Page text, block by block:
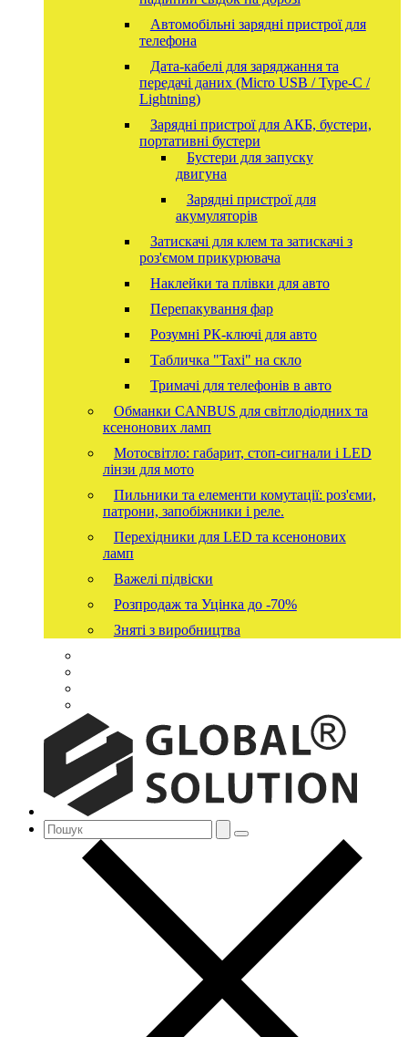
Автомобільні зарядні пристрої для
телефона
Дата-кабелі для заряджання та
передачі даних (Micro USB / Type-C /
Lightning)
Зарядні пристрої для АКБ, бустери,
портативні бустери
Бустери для запуску
двигуна
Зарядні пристрої для
акумуляторів
Затискачі для клем та затискачі з
роз'ємом прикурювача
Наклейки та плівки для авто
Перепакування фар
Розумні РК-ключі для авто
Табличка "Taxi" на скло
Тримачі для телефонів в авто
Обманки CANBUS для світлодіодних та
ксенонових ламп
Мотосвітло: габарит, стоп-сигнали і LED
лінзи для мото
Пильники та елементи комутації: роз'єми,
патрони, запобіжники і реле.
Перехідники для LED та ксенонових
ламп
Важелі підвіски
Розпродаж та Уцінка до -70%
Зняті з виробництва